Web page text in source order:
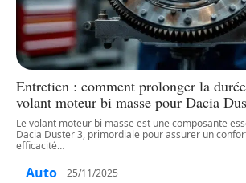
Entretien : comment prolonger la
volant moteur bi masse pour Dacia
Le volant moteur bi masse est une composante
Dacia Duster 3, primordiale pour assurer un
efficacité…
Auto 25/11/2025